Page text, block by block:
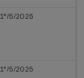
1°/5/2025
1°/5/2025